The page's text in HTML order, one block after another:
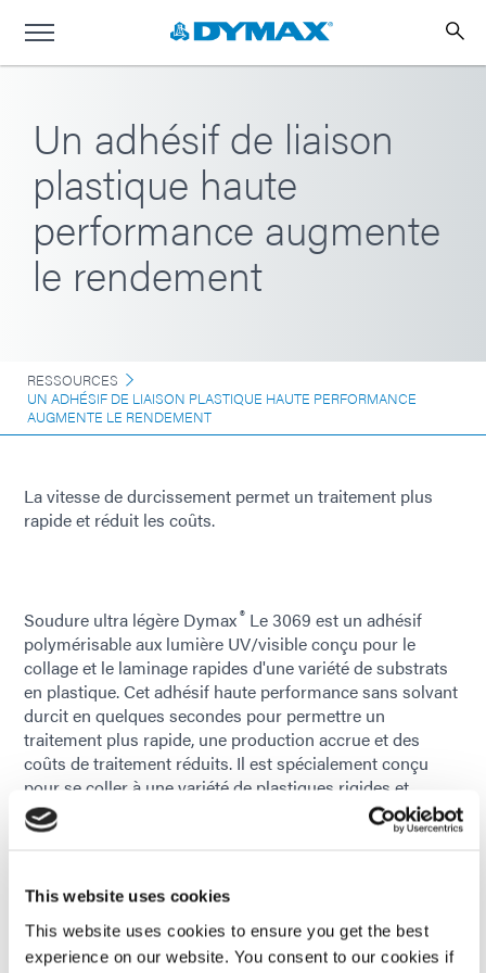
This website uses cookies
This website uses cookies to ensure you get the best
experience on our website. You consent to our cookies if
Un adhésif de liaison
plastique haute
performance augmente
le rendement
RESSOURCES
UN ADHÉSIF DE LIAISON PLASTIQUE HAUTE PERFORMANCE
AUGMENTE LE RENDEMENT
La vitesse de durcissement permet un traitement plus
rapide et réduit les coûts.
Soudure ultra légère Dymax® Le 3069 est un adhésif
polymérisable aux lumière UV/visible conçu pour le
collage et le laminage rapides d'une variété de substrats
en plastique. Cet adhésif haute performance sans solvant
durcit en quelques secondes pour permettre un
traitement plus rapide, une production accrue et des
coûts de traitement réduits. Il est spécialement conçu
pour se coller à une variété de plastiques rigides et
flexibles, notamment le PVC, le polycarbonate, le
polyuréthane, le PET et le PETG. Excellent choix pour le
rapport aux autres méthodes de fixation telles que le
soudage, les fixations mécaniques et les adhésifs
traditionnels.